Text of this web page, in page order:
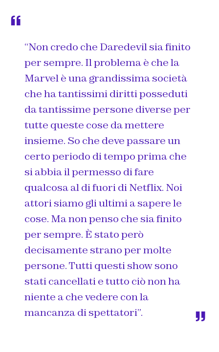
“Non credo che Daredevil sia finito
per sempre. Il problema è che la
Marvel è una grandissima società
che ha tantissimi diritti posseduti
da tantissime persone diverse per
tutte queste cose da mettere
insieme. So che deve passare un
certo periodo di tempo prima che
si abbia il permesso di fare
qualcosa al di fuori di Netflix. Noi
attori siamo gli ultimi a sapere le
cose. Ma non penso che sia finito
per sempre. È stato però
decisamente strano per molte
persone. Tutti questi show sono
stati cancellati e tutto ciò non ha
niente a che vedere con la
mancanza di spettatori”.